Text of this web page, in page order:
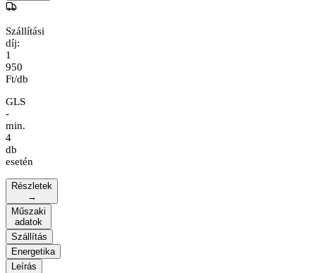
Szállítási
díj:
1
950
Ft/db
GLS
-
min.
4
db
esetén
Részletek
→
Műszaki
adatok
Szállítás
Energetika
Leírás